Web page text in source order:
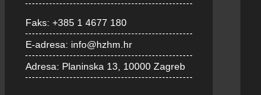
Faks: +385 1 4677 180
E-adresa: info@hzhm.hr
Adresa: Planinska 13, 10000 Zagreb